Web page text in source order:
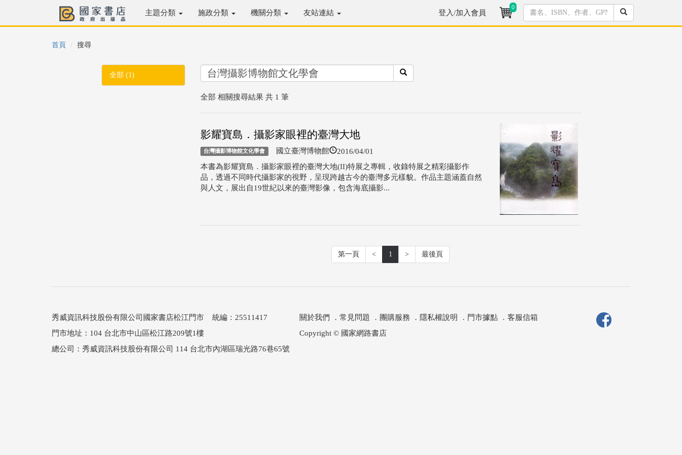
主題分類 施政分類 機關分類 友站連結 登入/加入會員
0
首頁 搜尋
全部 (1)
全部 相關搜尋結果 共 1 筆
影耀寶島．攝影家眼裡的臺灣大地
台灣攝影博物館文化學會 國立臺灣博物館 2016/04/01
本書為影耀寶島．攝影家眼裡的臺灣大地(II)特展之專輯，收錄特展之精彩攝影作
品，透過不同時代攝影家的視野，呈現跨越古今的臺灣多元樣貌。作品主題涵蓋自然
與人文，展出自19世紀以來的臺灣影像，包含海底攝影...
第一頁 < 1 > 最後頁
秀威資訊科技股份有限公司國家書店松江門市 統編：25511417
門市地址：104 台北市中山區松江路209號1樓
關於我們 ． 常見問題 ． 團購服務 ． 隱私權說明 ． 門市據點． 客服信箱
Copyright © 國家網路書店
總公司：秀威資訊科技股份有限公司 114 台北市內湖區瑞光路76巷65號